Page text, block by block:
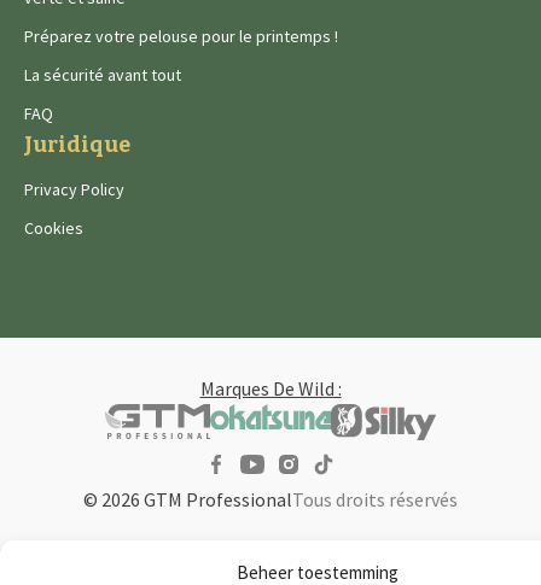
Beheer toestemming
Préparez votre pelouse pour le printemps !
La sécurité avant tout
FAQ
Juridique
Privacy Policy
Cookies
Marques De Wild :
© 2026 GTM ProfessionalTous droits réservés